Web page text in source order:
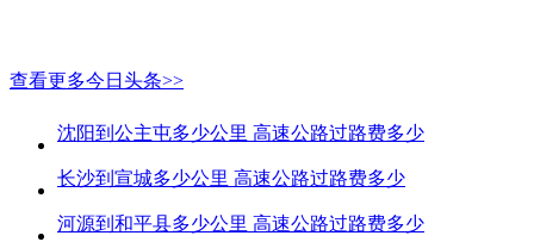
查看更多今日头条>>
沈阳到公主屯多少公里 高速公路过路费多少
长沙到宣城多少公里 高速公路过路费多少
河源到和平县多少公里 高速公路过路费多少